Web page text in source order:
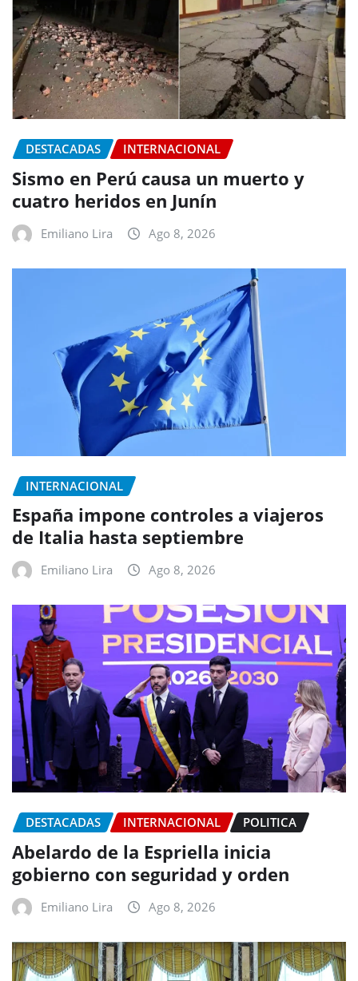
DESTACADAS INTERNACIONAL
Sismo en Perú causa un muerto y
cuatro heridos en Junín
Emiliano Lira Ago 8, 2026
INTERNACIONAL
España impone controles a viajeros
de Italia hasta septiembre
Emiliano Lira Ago 8, 2026
DESTACADAS INTERNACIONAL POLITICA
Abelardo de la Espriella inicia
gobierno con seguridad y orden
Emiliano Lira Ago 8, 2026